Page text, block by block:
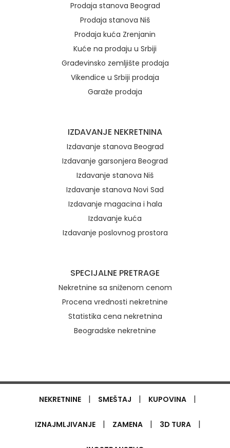
Prodaja stanova Beograd
Prodaja stanova Niš
Prodaja kuća Zrenjanin
Kuće na prodaju u Srbiji
Građevinsko zemljište prodaja
Vikendice u Srbiji prodaja
Garaže prodaja
IZDAVANJE NEKRETNINA
Izdavanje stanova Beograd
Izdavanje garsonjera Beograd
Izdavanje stanova Niš
Izdavanje stanova Novi Sad
Izdavanje magacina i hala
Izdavanje kuća
Izdavanje poslovnog prostora
SPECIJALNE PRETRAGE
Nekretnine sa sniženom cenom
Procena vrednosti nekretnine
Statistika cena nekretnina
Beogradske nekretnine
NEKRETNINE | SMEŠTAJ | KUPOVINA |
IZNAJMLJIVANJE | ZAMENA | 3D TURA |